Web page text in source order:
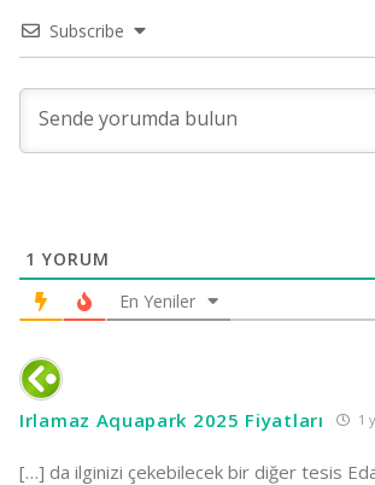
Subscribe
1 YORUM
En Yeniler
Irlamaz Aquapark 2025 Fiyatları 1
[…] da ilginizi çekebilecek bir diğer tesis